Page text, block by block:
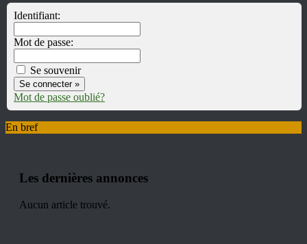
Identifiant:
Mot de passe:
Se souvenir
Mot de passe oublié?
En bref
Les dernières annonces
Aucun article trouvé.